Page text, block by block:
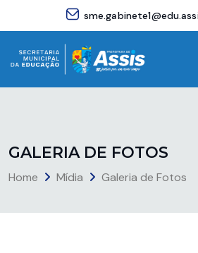
GALERIA DE FOTOS
Home Mídia Galeria de Fotos